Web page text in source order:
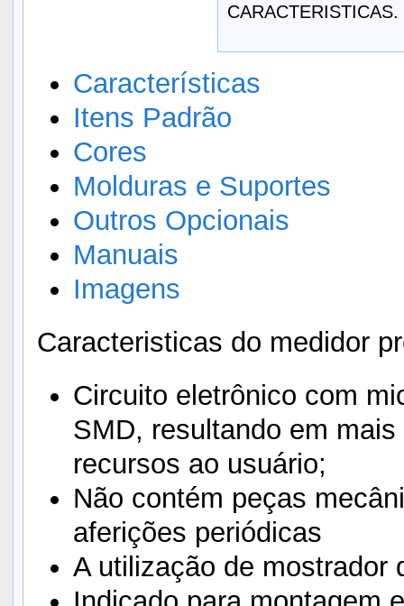
CARACTERISTICAS.
Características
Itens Padrão
Cores
Molduras e Suportes
Outros Opcionais
Manuais
Imagens
Caracteristicas do medidor
Circuito eletrônico com
SMD, resultando em
recursos ao usuário;
Não contém peças
aferições periódicas
A utilização de mostrador